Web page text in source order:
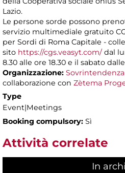
Lazio.
Le persone sorde possono
servizio multimediale gratuito
per Sordi di Roma Capitale -
sito https://cgs.veasyt.com/dal
8.30 alle ore 18.30 e il sabato
Organizzazione:
collaborazione con Zètema
Type
Event|Meetings
Booking compulsory: Sì
Attività correlate
In